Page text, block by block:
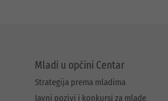
Mladi u općini Centar
Strategija prema mladima
Javni pozivi i konkursi za mlade